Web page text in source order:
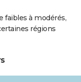
faibles à modérés,
régions